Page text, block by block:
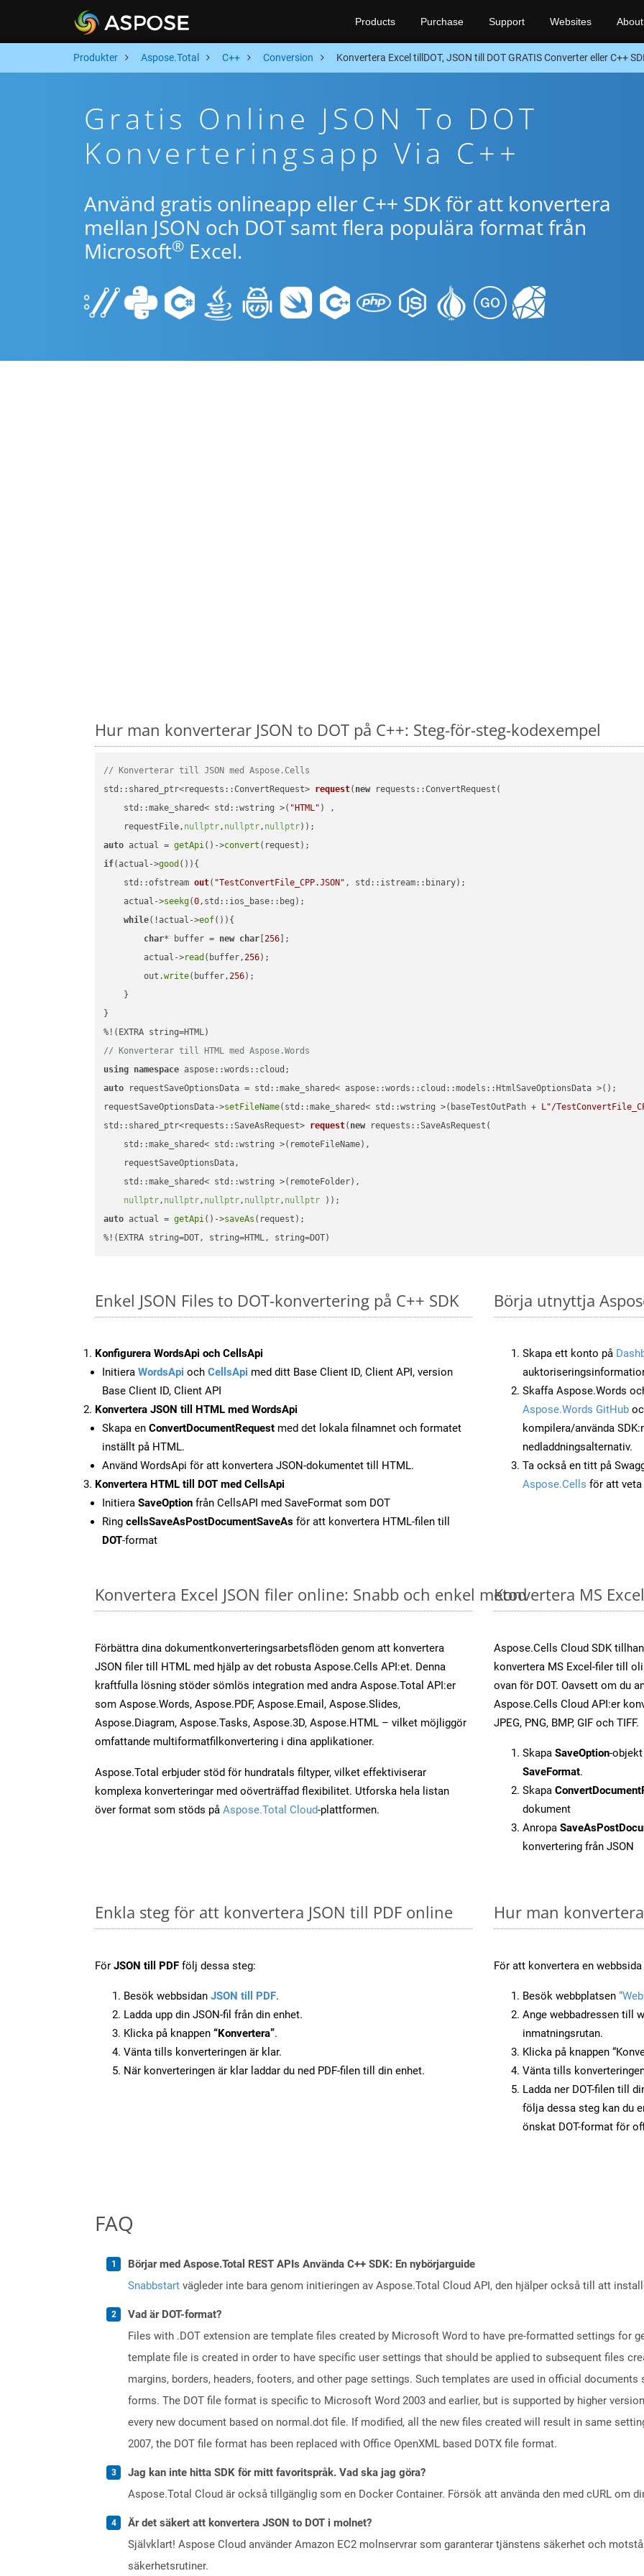
Products Purchase Support Websites About
Produkter Aspose.Total C++ Conversion Konvertera Excel tillDOT, JSON till DOT GRATIS Converter eller C++
Gratis Online JSON To DOT
Konverteringsapp Via C++
Använd gratis onlineapp eller C++ SDK för att konvertera
mellan JSON och DOT samt flera populära format från
Microsoft® Excel.
Hur man konverterar JSON to DOT på C++: Steg-för-steg-kodexempel
// Konverterar till JSON med Aspose.Cells
std::shared_ptr<requests::ConvertRequest> request( new requests::ConvertRequest(
    std::make_shared< std::wstring >(
"HTML" ) ,
    requestFile,
nullptr, nullptr, nullptr))
auto actual = getApi()->convert
if(actual->good ()){
std::ofstream out( "TestConvertFile_CPP.JSON" , std::istream::binary) ;
    actual->
seekg(0,std::ios_base::beg);
while(!actual->eof()){
char* buffer = new char [256 ];
        actual->
read (buffer,256);
        out.
write(buffer,256);
    }
}
// Konverterar till HTML med Aspose.Words
using namespace
auto requestSaveOptionsData = std::make_shared< aspose::words::cloud::models::HtmlSaveOptionsData >();
requestSaveOptionsData->setFileName(std::make_shared< std::wstring >(baseTestOutPath + L"/
std::shared_ptr<requests::SaveAsRequest> request( new requests::SaveAsRequest(
    std::make_shared< std::wstring >(remoteFileName),
    requestSaveOptionsData,
    std::make_shared< std::wstring >(remoteFolder),
nullptr, nullptr, nullptr, nullptr, nullptr ))
auto actual = getApi()->saveAs (request);
%!(EXTRA string=DOT, string=HTML, string=DOT)
Enkel JSON Files to DOT-konvertering på C++ SDK
Konfigurera WordsApi och CellsApi
Initiera WordsApi och CellsApi med ditt Base Client ID, Client API, version
Base Client ID, Client API
Konvertera JSON till HTML med WordsApi
Skapa en ConvertDocumentRequest med det lokala filnamnet och formatet
inställt på HTML.
Använd WordsApi för att konvertera JSON-dokumentet till HTML.
Konvertera HTML till DOT med CellsApi
Initiera SaveOption från CellsAPI med SaveFormat som DOT
Ring cellsSaveAsPostDocumentSaveAs för att konvertera HTML-filen till
DOT-format
Börja utnyttja
Skapa ett konto på
Skaffa Aspose.Words
Aspose.Words GitHub
kompilera/använda
nedladdningsalternativ.
Ta också en titt på
Aspose.Cells för att
Konvertera Excel JSON filer online: Snabb och enkel metod
Förbättra dina dokumentkonverteringsarbetsflöden genom att konvertera
JSON filer till HTML med hjälp av det robusta Aspose.Cells API:et. Denna
kraftfulla lösning stöder sömlös integration med andra Aspose.Total API:er
som Aspose.Words, Aspose.PDF, Aspose.Email, Aspose.Slides,
Aspose.Diagram, Aspose.Tasks, Aspose.3D, Aspose.HTML – vilket möjliggör
omfattande multiformatfilkonvertering i dina applikationer.
Aspose.Total erbjuder stöd för hundratals filtyper, vilket effektiviserar
komplexa konverteringar med oöverträffad flexibilitet. Utforska hela listan
över format som stöds på Aspose.Total Cloud-plattformen.
Konvertera MS
Aspose.Cells Cloud SDK
konvertera MS Excel-filer till
ovan för DOT. Oavsett om du
Aspose.Cells Cloud API:er
JPEG, PNG, BMP, GIF och TIFF.
Skapa SaveOption-
SaveFormat.
Skapa
dokument
Anropa
konvertering från JSON
Enkla steg för att konvertera JSON till PDF online
För JSON till PDF följ dessa steg:
Besök webbsidan JSON till PDF.
Ladda upp din JSON-fil från din enhet.
Klicka på knappen “Konvertera”.
Vänta tills konverteringen är klar.
När konverteringen är klar laddar du ned PDF-filen till din enhet.
Hur man
För att konvertera en
Besök webbplatsen
Ange webbadressen till
inmatningsrutan.
Klicka på knappen
Vänta tills
Ladda ner DOT-filen till
följa dessa steg kan du
önskat DOT-format för
FAQ
Börjar med Aspose.Total REST APIs Använda C++ SDK: En nybörjarguide
Snabbstart vägleder inte bara genom initieringen av Aspose.Total Cloud API, den hjälper också till att
Vad är DOT-format?
Files with .DOT extension are template files created by Microsoft Word to have pre-formatted settings for
template file is created in order to have specific user settings that should be applied to subsequent files
margins, borders, headers, footers, and other page settings. Such templates are used in official
forms. The DOT file format is specific to Microsoft Word 2003 and earlier, but is supported by higher
every new document based on normal.dot file. If modified, all the new files created will result in same
2007, the DOT file format has been replaced with Office OpenXML based DOTX file format.
Jag kan inte hitta SDK för mitt favoritspråk. Vad ska jag göra?
Aspose.Total Cloud är också tillgänglig som en Docker Container. Försök att använda den med cURL om
Är det säkert att konvertera JSON to DOT i molnet?
Självklart! Aspose Cloud använder Amazon EC2 molnservrar som garanterar tjänstens säkerhet och
säkerhetsrutiner.